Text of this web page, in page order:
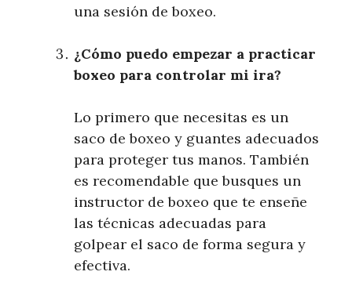
una sesión de boxeo.
¿Cómo puedo empezar a practicar
boxeo para controlar mi ira?
Lo primero que necesitas es un
saco de boxeo y guantes adecuados
para proteger tus manos. También
es recomendable que busques un
instructor de boxeo que te enseñe
las técnicas adecuadas para
golpear el saco de forma segura y
efectiva.